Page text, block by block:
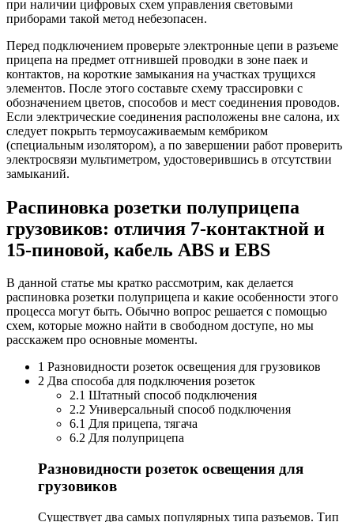
при наличии цифровых схем управления световыми
приборами такой метод небезопасен.
Перед подключением проверьте электронные цепи в разъеме
прицепа на предмет отгнившей проводки в зоне паек и
контактов, на короткие замыкания на участках трущихся
элементов. После этого составьте схему трассировки с
обозначением цветов, способов и мест соединения проводов.
Если электрические соединения расположены вне салона, их
следует покрыть термоусаживаемым кембриком
(специальным изолятором), а по завершении работ проверить
электросвязи мультиметром, удостоверившись в отсутствии
замыканий.
Распиновка розетки полуприцепа
грузовиков: отличия 7-контактной и
15-пиновой, кабель ABS и EBS
В данной статье мы кратко рассмотрим, как делается
распиновка розетки полуприцепа и какие особенности этого
процесса могут быть. Обычно вопрос решается с помощью
схем, которые можно найти в свободном доступе, но мы
расскажем про основные моменты.
1 Разновидности розеток освещения для грузовиков
2 Два способа для подключения розеток
2.1 Штатный способ подключения
2.2 Универсальный способ подключения
6.1 Для прицепа, тягача
6.2 Для полуприцепа
Разновидности розеток освещения для
грузовиков
Существует два самых популярных типа разъемов. Тип